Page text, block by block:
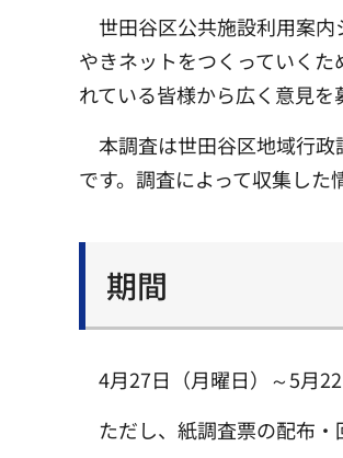
世田谷区公共施設利用案
やきネットをつくっていく
れている皆様から広く意見を
本調査は世田谷区地域行
です。調査によって収集した
期間
4月27日（月曜日）～5月22
ただし、紙調査票の配布・